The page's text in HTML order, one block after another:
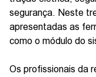
segurança. Neste
apresentadas as
como o módulo do
Os profissionais da